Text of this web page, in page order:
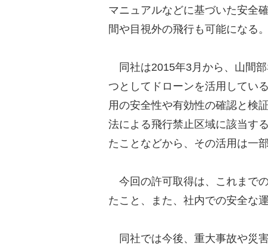
マニュアルなどに基づいた安全
間や目視外の飛行も可能になる
同社は2015年3月から、山間
つとしてドローンを活用してい
用の安全性や有効性の確認と検
法による飛行禁止区域に該当す
たことなどから、その活用は一
今回の許可取得は、これまで
たこと、また、社内での安全な
同社では今後、重大事故や災